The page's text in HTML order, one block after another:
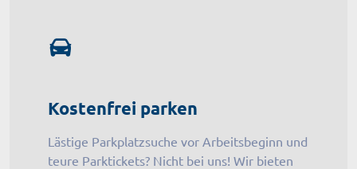
Kostenfrei parken
Lästige Parkplatzsuche vor Arbeitsbeginn und
teure Parktickets? Nicht bei uns! Wir bieten